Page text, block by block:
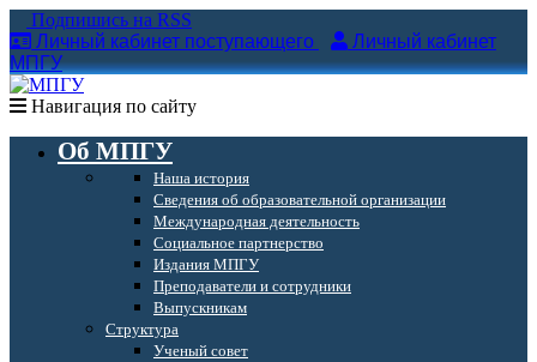
Подпишись на RSS
Личный кабинет поступающего
Личный кабинет
МПГУ
Навигация по сайту
Об МПГУ
Наша история
Сведения об образовательной организации
Международная деятельность
Социальное партнерство
Издания МПГУ
Преподаватели и сотрудники
Выпускникам
Структура
Ученый совет